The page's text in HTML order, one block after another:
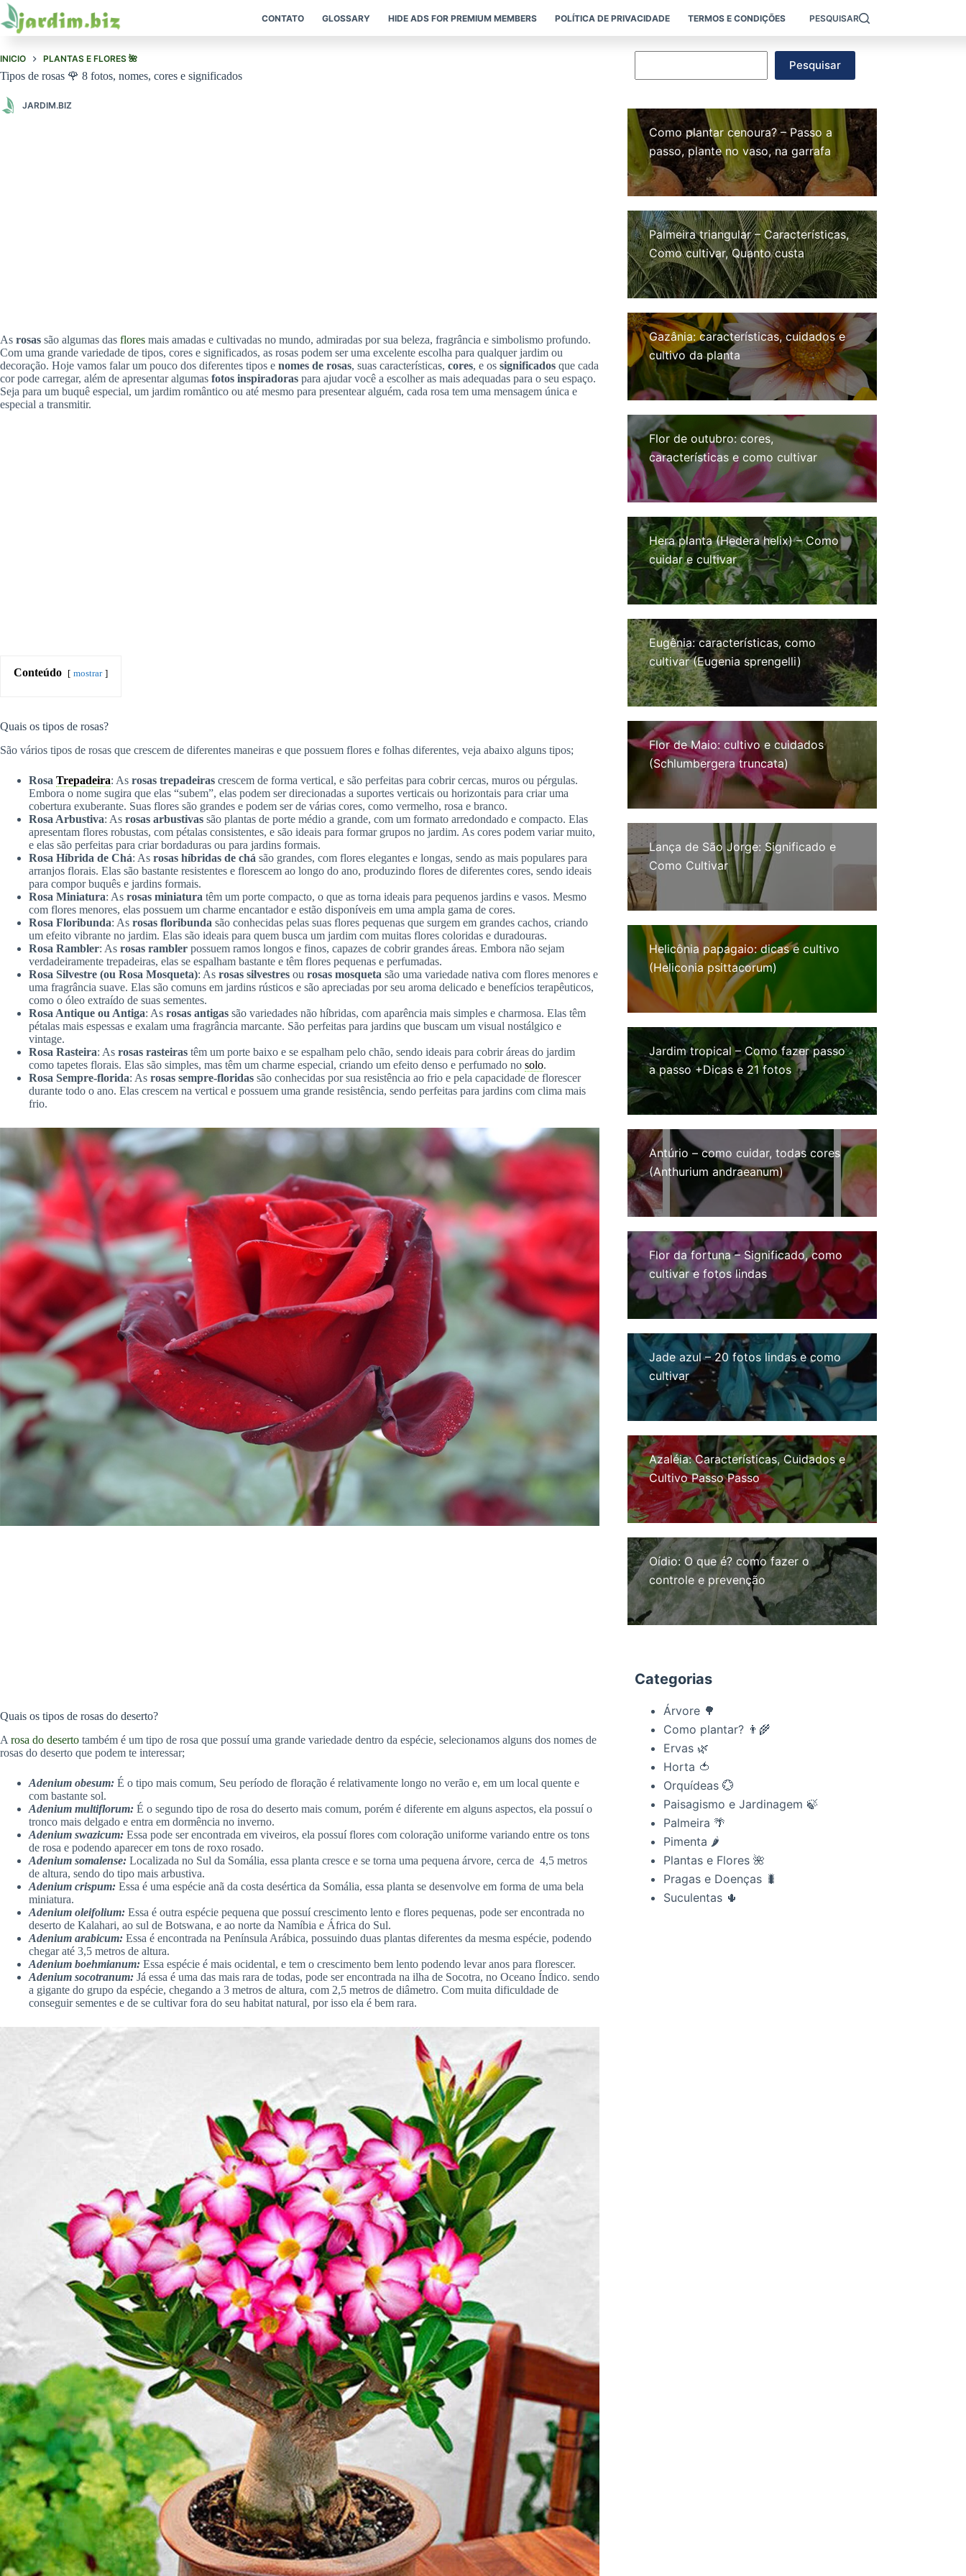
Pular
para
CONTATO GLOSSARY HIDE ADS FOR PREMIUM MEMBERS POLÍTICA DE PRIVACIDADE TERMOS E CONDIÇÕES PESQUISAR
INICIO PLANTAS E FLORES 🌺
Tipos de rosas 🌹 8 fotos, nomes, cores e significados
JARDIM.BIZ
As rosas são algumas das flores mais amadas e cultivadas no mundo, admiradas por sua beleza, fragrância e simbolismo profundo.
Com uma grande variedade de tipos, cores e significados, as rosas podem ser uma excelente escolha para qualquer jardim ou
decoração. Hoje vamos falar um pouco dos diferentes tipos e nomes de rosas, suas características, cores, e os significados que cada
cor pode carregar, além de apresentar algumas fotos inspiradoras para ajudar você a escolher as mais adequadas para o seu espaço.
Seja para um buquê especial, um jardim romântico ou até mesmo para presentear alguém, cada rosa tem uma mensagem única e
especial a transmitir.
Conteúdo mostrar
Quais os tipos de rosas?
São vários tipos de rosas que crescem de diferentes maneiras e que possuem flores e folhas diferentes, veja abaixo alguns tipos;
Rosa Trepadeira: As rosas trepadeiras crescem de forma vertical, e são perfeitas para cobrir cercas, muros ou pérgulas.
Embora o nome sugira que elas “subem”, elas podem ser direcionadas a suportes verticais ou horizontais para criar uma
cobertura exuberante. Suas flores são grandes e podem ser de várias cores, como vermelho, rosa e branco.
Rosa Arbustiva: As rosas arbustivas são plantas de porte médio a grande, com um formato arredondado e compacto. Elas
apresentam flores robustas, com pétalas consistentes, e são ideais para formar grupos no jardim. As cores podem variar muito,
e elas são perfeitas para criar bordaduras ou para jardins formais.
Rosa Híbrida de Chá: As rosas híbridas de chá são grandes, com flores elegantes e longas, sendo as mais populares para
arranjos florais. Elas são bastante resistentes e florescem ao longo do ano, produzindo flores de diferentes cores, sendo ideais
para compor buquês e jardins formais.
Rosa Miniatura: As rosas miniatura têm um porte compacto, o que as torna ideais para pequenos jardins e vasos. Mesmo
com flores menores, elas possuem um charme encantador e estão disponíveis em uma ampla gama de cores.
Rosa Floribunda: As rosas floribunda são conhecidas pelas suas flores pequenas que surgem em grandes cachos, criando
um efeito vibrante no jardim. Elas são ideais para quem busca um jardim com muitas flores coloridas e duradouras.
Rosa Rambler: As rosas rambler possuem ramos longos e finos, capazes de cobrir grandes áreas. Embora não sejam
verdadeiramente trepadeiras, elas se espalham bastante e têm flores pequenas e perfumadas.
Rosa Silvestre (ou Rosa Mosqueta): As rosas silvestres ou rosas mosqueta são uma variedade nativa com flores menores e
uma fragrância suave. Elas são comuns em jardins rústicos e são apreciadas por seu aroma delicado e benefícios terapêuticos,
como o óleo extraído de suas sementes.
Rosa Antique ou Antiga: As rosas antigas são variedades não híbridas, com aparência mais simples e charmosa. Elas têm
pétalas mais espessas e exalam uma fragrância marcante. São perfeitas para jardins que buscam um visual nostálgico e
vintage.
Rosa Rasteira: As rosas rasteiras têm um porte baixo e se espalham pelo chão, sendo ideais para cobrir áreas do jardim
como tapetes florais. Elas são simples, mas têm um charme especial, criando um efeito denso e perfumado no solo.
Rosa Sempre-florida: As rosas sempre-floridas são conhecidas por sua resistência ao frio e pela capacidade de florescer
durante todo o ano. Elas crescem na vertical e possuem uma grande resistência, sendo perfeitas para jardins com clima mais
frio.
Quais os tipos de rosas do deserto?
A rosa do deserto também é um tipo de rosa que possuí uma grande variedade dentro da espécie, selecionamos alguns dos nomes de
rosas do deserto que podem te interessar;
Adenium obesum: É o tipo mais comum, Seu período de floração é relativamente longo no verão e, em um local quente e
com bastante sol.
Adenium multiflorum: É o segundo tipo de rosa do deserto mais comum, porém é diferente em alguns aspectos, ela possuí o
tronco mais delgado e entra em dormência no inverno.
Adenium swazicum: Essa pode ser encontrada em viveiros, ela possuí flores com coloração uniforme variando entre os tons
de rosa e podendo aparecer em tons de roxo rosado.
Adenium somalense: Localizada no Sul da Somália, essa planta cresce e se torna uma pequena árvore, cerca de 4,5 metros
de altura, sendo do tipo mais arbustiva.
Adenium crispum: Essa é uma espécie anã da costa desértica da Somália, essa planta se desenvolve em forma de uma bela
miniatura.
Adenium oleifolium: Essa é outra espécie pequena que possuí crescimento lento e flores pequenas, pode ser encontrada no
deserto de Kalahari, ao sul de Botswana, e ao norte da Namíbia e África do Sul.
Adenium arabicum: Essa é encontrada na Península Arábica, possuindo duas plantas diferentes da mesma espécie, podendo
chegar até 3,5 metros de altura.
Adenium boehmianum: Essa espécie é mais ocidental, e tem o crescimento bem lento podendo levar anos para florescer.
Adenium socotranum: Já essa é uma das mais rara de todas, pode ser encontrada na ilha de Socotra, no Oceano Índico. sendo
a gigante do grupo da espécie, chegando a 3 metros de altura, com 2,5 metros de diâmetro. Com muita dificuldade de
conseguir sementes e de se cultivar fora do seu habitat natural, por isso ela é bem rara.
Pesquisar
Como plantar cenoura? – Passo a
passo, plante no vaso, na garrafa
Palmeira triangular – Características,
Como cultivar, Quanto custa
Gazânia: características, cuidados e
cultivo da planta
Flor de outubro: cores,
características e como cultivar
Hera planta (Hedera helix) – Como
cuidar e cultivar
Eugênia: características, como
cultivar (Eugenia sprengelli)
Flor de Maio: cultivo e cuidados
(Schlumbergera truncata)
Lança de São Jorge: Significado e
Como Cultivar
Helicônia papagaio: dicas e cultivo
(Heliconia psittacorum)
Jardim tropical – Como fazer passo
a passo +Dicas e 21 fotos
Antúrio – como cuidar, todas cores
(Anthurium andraeanum)
Flor da fortuna – Significado, como
cultivar e fotos lindas
Jade azul – 20 fotos lindas e como
cultivar
Azaléia: Características, Cuidados e
Cultivo Passo Passo
Oídio: O que é? como fazer o
controle e prevenção
Categorias
Árvore 🌳
Como plantar? 👨‍🌾
Ervas 🌿
Horta 🍅
Orquídeas 💮
Paisagismo e Jardinagem 🍃
Palmeira 🌴
Pimenta 🌶
Plantas e Flores 🌺
Pragas e Doenças 🐛
Suculentas 🌵